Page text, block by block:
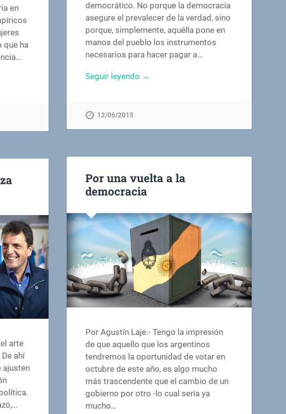
democrático. No porque la democracia
asegure el prevalecer de la verdad, sino
porque, simplemente, aquélla pone en
manos del pueblo los instrumentos
necesarios para hacer pagar a…
Seguir leyendo →
12/06/2015
en
que ha
Por una vuelta a la
democracia
Por Agustín Laje.- Tengo la impresión
de que aquello que los argentinos
tendremos la oportunidad de votar en
octubre de este año, es algo mucho
más trascendente que el cambio de un
gobierno por otro -lo cual sería ya
mucho…
arte
ahí
ajusten